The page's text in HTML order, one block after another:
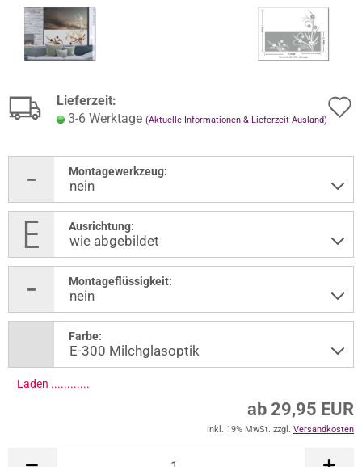
Lieferzeit:
3-6 Werktage (Aktuelle Informationen & Lieferzeit Ausland)
Montagewerkzeug:
Ausrichtung:
Montageflüssigkeit:
Farbe:
Laden .............
ab 29,95 EUR
inkl. 19% MwSt. zzgl. Versandkosten